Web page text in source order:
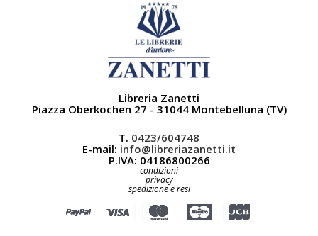
Libreria Zanetti
Piazza Oberkochen 27 - 31044 Montebelluna (TV)
T. 0423/604748
E-mail: info@libreriazanetti.it
P.IVA: 04186800266
condizioni
privacy
spedizione e resi